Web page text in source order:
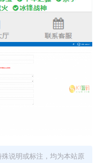
说明或标注，均为本站原